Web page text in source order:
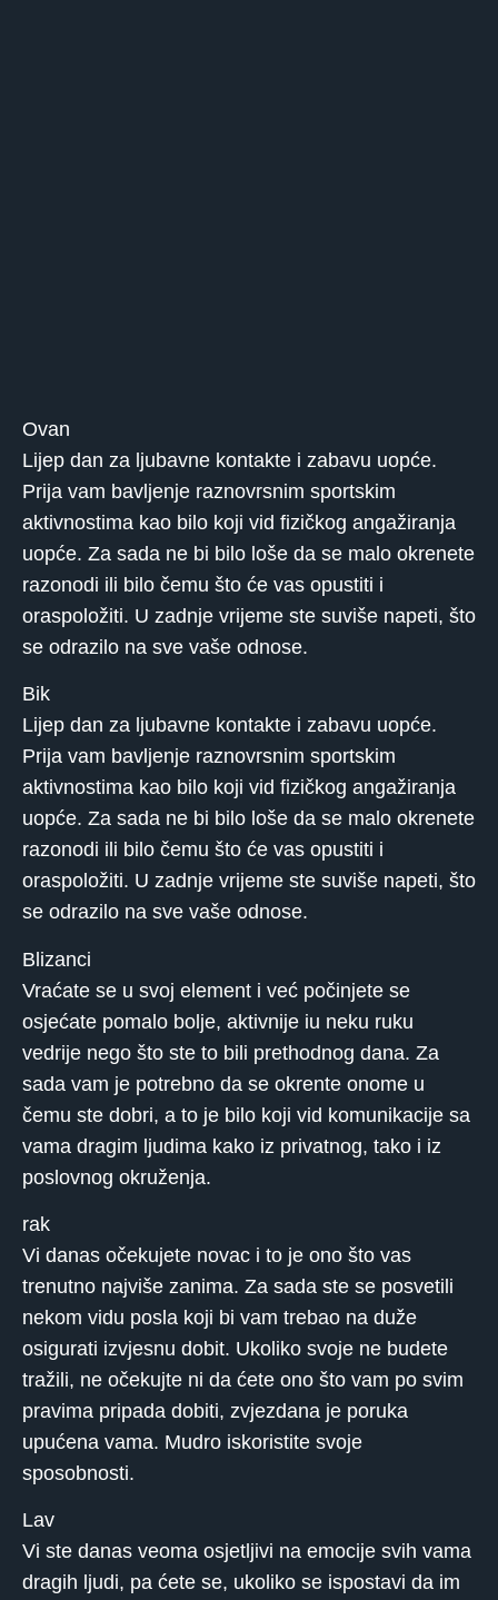
Ovan
Lijep dan za ljubavne kontakte i zabavu uopće.
Prija vam bavljenje raznovrsnim sportskim
aktivnostima kao bilo koji vid fizičkog angažiranja
uopće. Za sada ne bi bilo loše da se malo okrenete
razonodi ili bilo čemu što će vas opustiti i
oraspoložiti. U zadnje vrijeme ste suviše napeti, što
se odrazilo na sve vaše odnose.
Bik
Lijep dan za ljubavne kontakte i zabavu uopće.
Prija vam bavljenje raznovrsnim sportskim
aktivnostima kao bilo koji vid fizičkog angažiranja
uopće. Za sada ne bi bilo loše da se malo okrenete
razonodi ili bilo čemu što će vas opustiti i
oraspoložiti. U zadnje vrijeme ste suviše napeti, što
se odrazilo na sve vaše odnose.
Blizanci
Vraćate se u svoj element i već počinjete se
osjećate pomalo bolje, aktivnije iu neku ruku
vedrije nego što ste to bili prethodnog dana. Za
sada vam je potrebno da se okrente onome u
čemu ste dobri, a to je bilo koji vid komunikacije sa
vama dragim ljudima kako iz privatnog, tako i iz
poslovnog okruženja.
rak
Vi danas očekujete novac i to je ono što vas
trenutno najviše zanima. Za sada ste se posvetili
nekom vidu posla koji bi vam trebao na duže
osigurati izvjesnu dobit. Ukoliko svoje ne budete
tražili, ne očekujte ni da ćete ono što vam po svim
pravima pripada dobiti, zvjezdana je poruka
upućena vama. Mudro iskoristite svoje
sposobnosti.
Lav
Vi ste danas veoma osjetljivi na emocije svih vama
dragih ljudi, pa ćete se, ukoliko se ispostavi da im